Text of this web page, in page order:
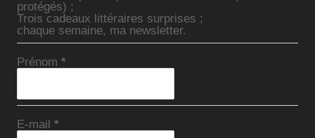
protégés) ;
Trois cadeaux littéraires surprises ;
chaque semaine, ma newsletter.
Prénom*
E-mail*